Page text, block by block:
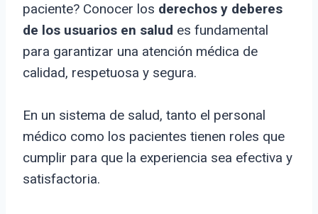
paciente? Conocer los derechos y deberes
de los usuarios en salud es fundamental
para garantizar una atención médica de
calidad, respetuosa y segura.
En un sistema de salud, tanto el personal
médico como los pacientes tienen roles que
cumplir para que la experiencia sea efectiva y
satisfactoria.